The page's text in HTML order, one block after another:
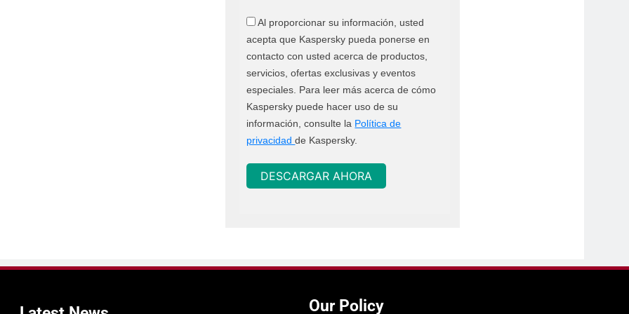
Al proporcionar su información, usted
acepta que Kaspersky pueda ponerse en
contacto con usted acerca de productos,
servicios, ofertas exclusivas y eventos
especiales. Para leer más acerca de cómo
Kaspersky puede hacer uso de su
información, consulte la Política de
privacidadde Kaspersky.
DESCARGAR AHORA
Our Policy